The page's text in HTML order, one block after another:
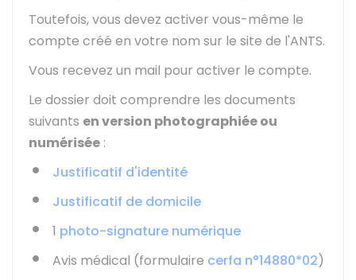
Toutefois, vous devez activer vous-même le
compte créé en votre nom sur le site de l'ANTS.
Vous recevez un mail pour activer le compte.
Le dossier doit comprendre les documents
suivants en version photographiée ou
numérisée :
Justificatif d'identité
Justificatif de domicile
1 photo-signature numérique
Avis médical (formulaire cerfa n°14880*02)